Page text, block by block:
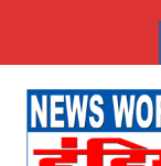
content